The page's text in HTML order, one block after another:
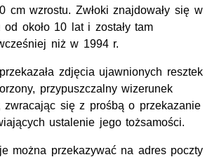
cmwzrostu. Zwłoki znajdowały się w
około 10 lat i zostały tam
niż w 1994 r.
zdjęcia ujawnionych resztek
przypuszczalny wizerunek
zwracając się z prośbą o przekazanie
ustalenie jego tożsamości.
można przekazywać na adres poczty